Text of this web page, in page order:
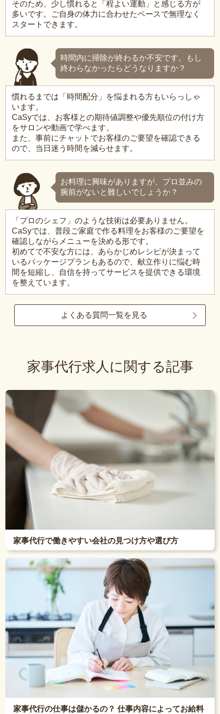
そのため、少し慣れると「程よい運動」と感じる方が
多いです。ご自身の体力に合わせたペースで無理なく
スタートできます。
時間内に掃除が終わるか不安です。もし
終わらなかったらどうなりますか？
慣れるまでは「時間配分」を悩まれる方もいらっしゃ
います。
CaSyでは、お客様との期待値調整や優先順位の付け方
をサロンや動画で学べます。
また、事前にチャットでお客様のご要望を確認できる
ので、当日迷う時間を減らせます。
お料理に興味がありますが、プロ並みの
腕前がないと難しいでしょうか？
「プロのシェフ」のような技術は必要ありません。
CaSyでは、普段ご家庭で作る料理をお客様のご要望を
確認しながらメニューを決める形です。
初めてで不安な方には、あらかじめレシピが決まって
いるパッケージプランもあるので、献立作りに悩む時
間を短縮し、自信を持ってサービスを提供できる環境
を整えています。
よくある質問一覧を見る
家事代行求人に関する記事
家事代行で働きやすい会社の見つけ方や選び方
家事代行の仕事は儲かるの？ 仕事内容によってお給料